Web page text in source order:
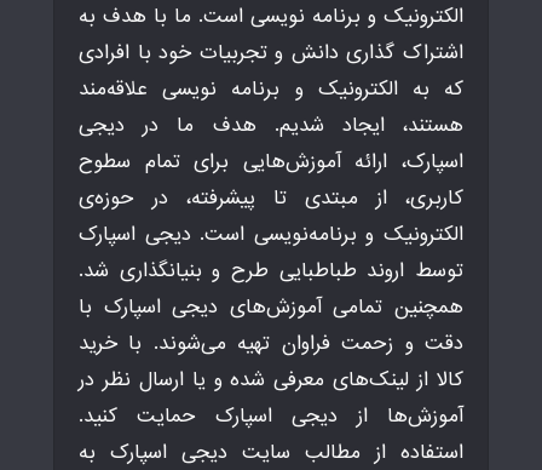
الکترونیک و برنامه نویسی است. ما با هدف به
اشتراک گذاری دانش و تجربیات خود با افرادی
که به الکترونیک و برنامه نویسی علاقه‌مند
هستند، ایجاد شدیم. هدف ما در دیجی
اسپارک، ارائه آموزش‌هایی برای تمام سطوح
کاربری، از مبتدی تا پیشرفته، در حوزه‌ی
الکترونیک و برنامه‌نویسی است. دیجی اسپارک
توسط اروند طباطبایی طرح و بنیانگذاری شد.
همچنین تمامی آموزش‌های دیجی اسپارک با
دقت و زحمت فراوان تهیه می‌شوند. با خرید
کالا از لینک‌های معرفی شده و یا ارسال نظر در
آموزش‌ها از دیجی اسپارک حمایت کنید.
استفاده از مطالب سایت دیجی اسپارک به